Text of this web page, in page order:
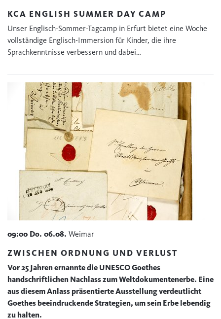
KCA ENGLISH SUMMER DAY CAMP
Unser Englisch-Sommer-Tagcamp in Erfurt bietet eine Woche
vollständige Englisch-Immersion für Kinder, die ihre
Sprachkenntnisse verbessern und dabei…
09:00 Do. 06.08. Weimar
ZWISCHEN ORDNUNG UND VERLUST
Vor 25 Jahren ernannte die UNESCO Goethes
handschriftlichen Nachlass zum Weltdokumentenerbe. Eine
aus diesem Anlass präsentierte Ausstellung verdeutlicht
Goethes beeindruckende Strategien, um sein Erbe lebendig
zu halten.